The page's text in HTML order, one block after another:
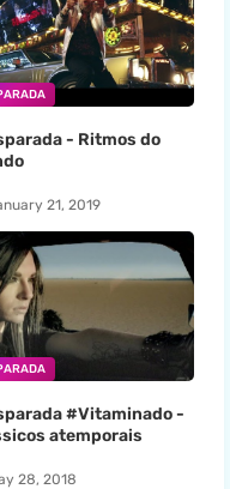
- Ritmos do
21, 2019
#Vitaminado -
atemporais
28, 2018